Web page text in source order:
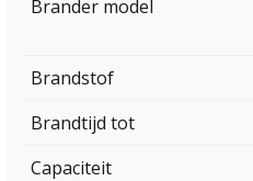
Brander model
Brandstof
Brandtijd tot
Capaciteit